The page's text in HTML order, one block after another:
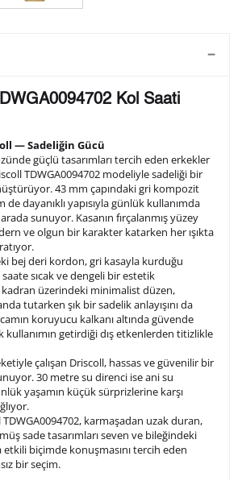
Kişiselleştir
gravür tekniği ile formda belirtmiş
işlenecektir.
10/ 10
10/ 10
10
Kişiselleştir Vazgeç
ürünlerin teslim süresi gravür işleme
günü uzamaktadır. Gravür İşlemi
sonra siparişiniz kargoya verilecektir.
Kol Saati
— Sadeliğin Gücü
güçlü tasarımları tercih eden erkekler
TDWGA0094702 modeliyle sadeliği bir
43 mm çapındaki gri kompozit
dayanıklı yapısıyla günlük kullanımda
sunuyor. Kasanın fırçalanmış yüzey
ve olgun bir karakter katarken her ışıkta
bej deri kordon, gri kasayla kurduğu
sıcak ve dengeli bir estetik
kadran üzerindeki minimalist düzen,
tutarken şık bir sadelik anlayışını da
koruyucu kalkanı altında güvende
getirdiği dış etkenlerden titizlikle
çalışan Driscoll, hassas ve güvenilir bir
30 metre su direnci ise ani su
yaşamın küçük sürprizlerine karşı
karmaşadan uzak duran,
sade tasarımları seven ve bileğindeki
etkili biçimde konuşmasını tercih eden
bir seçim.